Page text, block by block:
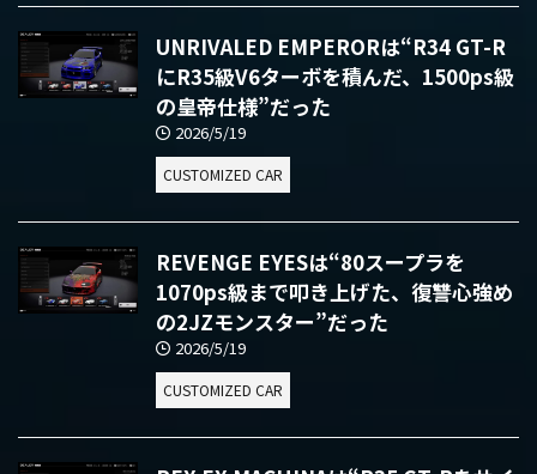
UNRIVALED EMPERORは“R34 GT-R
にR35級V6ターボを積んだ、1500ps級
の皇帝仕様”だった
2026/5/19
CUSTOMIZED CAR
REVENGE EYESは“80スープラを
1070ps級まで叩き上げた、復讐心強め
の2JZモンスター”だった
2026/5/19
CUSTOMIZED CAR